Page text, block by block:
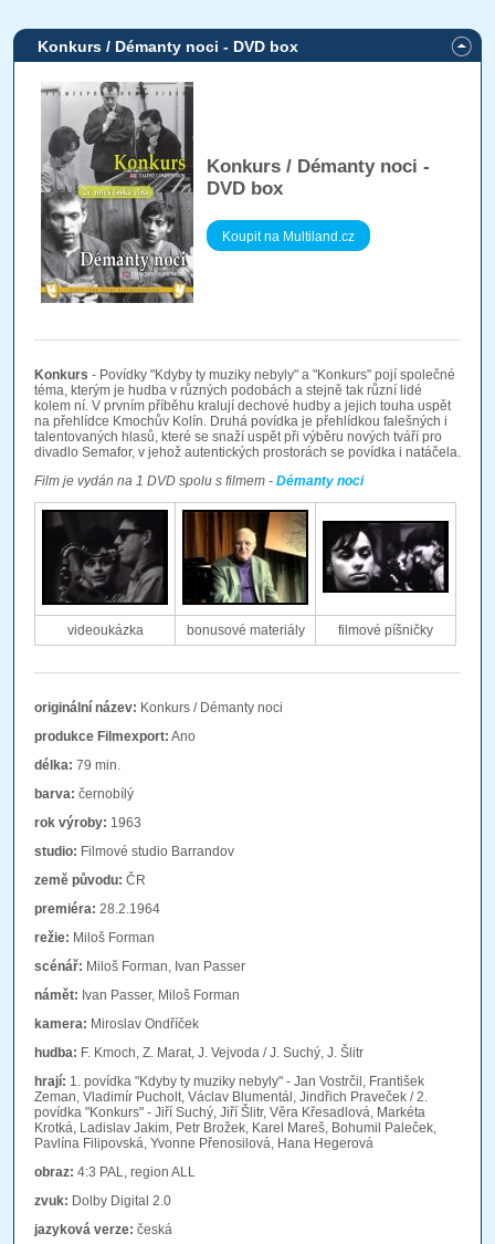
Konkurs / Démanty noci - DVD box
Konkurs / Démanty noci -
DVD box
Koupit na Multiland.cz
Konkurs - Povídky "Kdyby ty muziky nebyly" a "Konkurs" pojí společné
téma, kterým je hudba v různých podobách a stejně tak různí lidé
kolem ní. V prvním příběhu kralují dechové hudby a jejich touha uspět
na přehlídce Kmochův Kolín. Druhá povídka je přehlídkou falešných i
talentovaných hlasů, které se snaží uspět při výběru nových tváří pro
divadlo Semafor, v jehož autentických prostorách se povídka i natáčela.
Film je vydán na 1 DVD spolu s filmem - Démanty noci
videoukázka bonusové materiály filmové píšničky
originální název: Konkurs / Démanty noci
produkce Filmexport: Ano
délka: 79 min.
barva: černobílý
rok výroby: 1963
studio: Filmové studio Barrandov
země původu: ČR
premiéra: 28.2.1964
režie: Miloš Forman
scénář: Miloš Forman, Ivan Passer
námět: Ivan Passer, Miloš Forman
kamera: Miroslav Ondříček
hudba: F. Kmoch, Z. Marat, J. Vejvoda / J. Suchý, J. Šlitr
hrají: 1. povídka "Kdyby ty muziky nebyly" - Jan Vostrčil, František
Zeman, Vladimír Pucholt, Václav Blumentál, Jindřich Praveček / 2.
povídka "Konkurs" - Jiří Suchý, Jiří Šlitr, Věra Křesadlová, Markéta
Krotká, Ladislav Jakim, Petr Brožek, Karel Mareš, Bohumil Paleček,
Pavlína Filipovská, Yvonne Přenosilová, Hana Hegerová
obraz: 4:3 PAL, region ALL
zvuk: Dolby Digital 2.0
jazyková verze: česká